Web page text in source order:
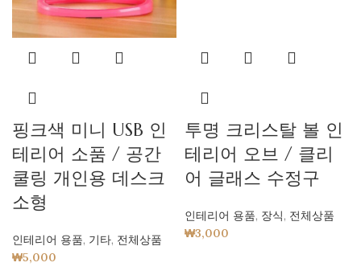
핑크색 미니 USB 인
테리어 소품 / 공간
쿨링 개인용 데스크
소형
인테리어 용품, 기타, 전체상품
₩5,000
투명 크리스탈 볼 인
테리어 오브 / 클리
어 글래스 수정구
인테리어 용품, 장식, 전체상품
₩3,000